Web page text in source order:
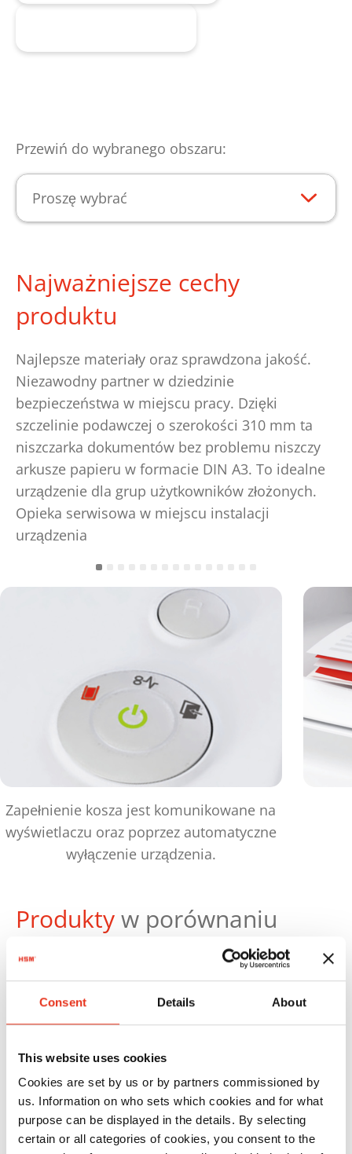
Consent Details About
This website uses cookies
Cookies are set by us or by partners commissioned by
us. Information on who sets which cookies and for what
purpose can be displayed in the details. By selecting
certain or all categories of cookies, you consent to the
Przewiń do wybranego obszaru:
Proszę wybrać
Najważniejsze cechy
produktu
Najlepsze materiały oraz sprawdzona jakość.
Niezawodny partner w dziedzinie
bezpieczeństwa w miejscu pracy. Dzięki
szczelinie podawczej o szerokości 310 mm ta
niszczarka dokumentów bez problemu niszczy
arkusze papieru w formacie DIN A3. To idealne
urządzenie dla grup użytkowników złożonych.
Opieka serwisowa w miejscu instalacji
urządzenia
Zapełnienie kosza jest komunikowane na
wyświetlaczu oraz poprzez automatyczne
wyłączenie urządzenia.
Produktyw porównaniu
Numer
HSM
SECURIO
B32 - 1,9 x
1822111 4026631025119